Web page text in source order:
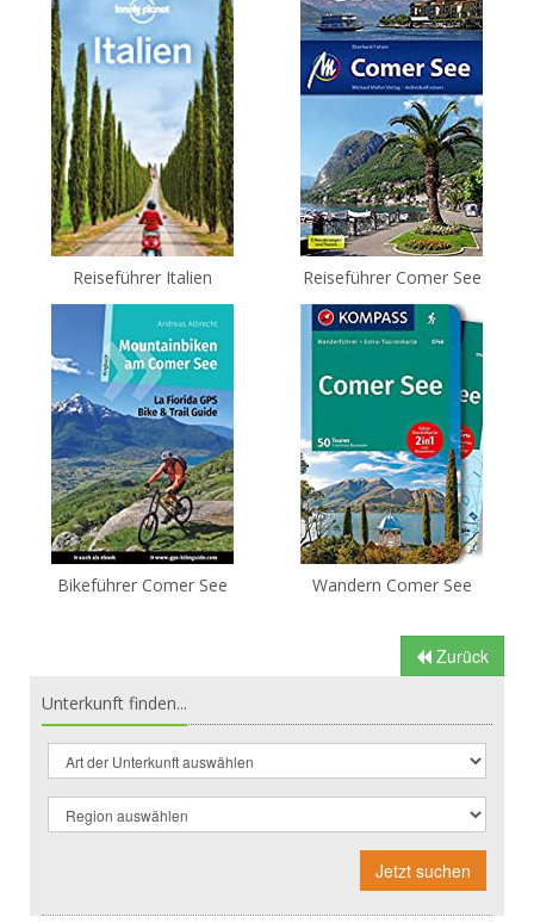
Reiseführer Italien Reiseführer Comer See
Bikeführer Comer See Wandern Comer See
Zurück
Unterkunft finden...
Jetzt suchen